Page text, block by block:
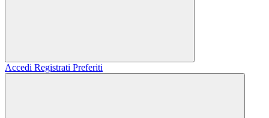
Accedi Registrati Preferiti